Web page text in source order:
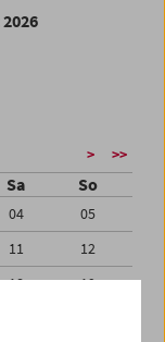
> >>
Sa So
04
05
11
12
18
19